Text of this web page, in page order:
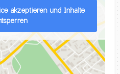
akzeptieren und Inhalte